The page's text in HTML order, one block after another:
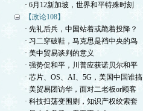
· 6月12新加坡，世界和平特殊时刻
【政论108】
· 先礼后兵，中国站着或跪着投降？
· 习二穿破鞋，马克思是裆中央的鸟
· 美中贸易谈判的意义
· 强势促和平，川普应获诺贝尔和平
· 芯片、OS、AI、5G，美国中国谁搞
· 美贸易团访华，面对二老板or顾客
· 科技扫荡变围剿，知识产权绞索套